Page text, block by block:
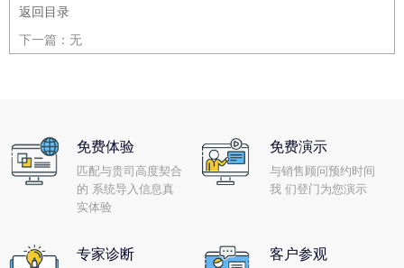
返回目录
下一篇： 无
免费体验
匹配与贵司高度契合
的 系统导入信息真
实体验
免费演示
与销售顾问预约时间
我 们登门为您演示
专家诊断 客户参观